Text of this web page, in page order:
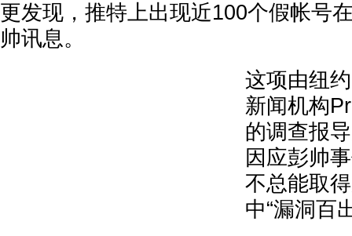
更发现，推特上出现近100个假帐号
帅讯息。
这项由纽
新闻机构
的调查报
因应彭帅
不总能取
中“漏洞百